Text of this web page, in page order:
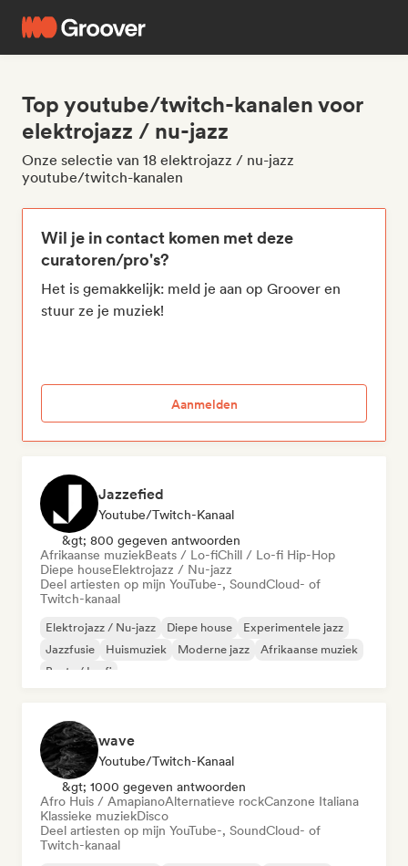
Top youtube/twitch-kanalen voor
elektrojazz / nu-jazz
Onze selectie van 18 elektrojazz / nu-jazz
youtube/twitch-kanalen
Wil je in contact komen met deze
curatoren/pro's?
Het is gemakkelijk: meld je aan op Groover en
stuur ze je muziek!
Aanmelden
Jazzefied
Youtube/Twitch-Kanaal
&gt; 800 gegeven antwoorden
Afrikaanse muziekBeats / Lo-fiChill / Lo-fi Hip-Hop
Diepe houseElektrojazz / Nu-jazz
Deel artiesten op mijn YouTube-, SoundCloud- of
Twitch-kanaal
Elektrojazz / Nu-jazz Diepe house
Experimentele jazz
Jazzfusie
Huismuziek Moderne jazz
Afrikaanse muziek
Beats / Lo-fi
wave
Youtube/Twitch-Kanaal
&gt; 1000 gegeven antwoorden
Afro Huis / AmapianoAlternatieve rockCanzone Italiana
Klassieke muziekDisco
Deel artiesten op mijn YouTube-, SoundCloud- of
Twitch-kanaal